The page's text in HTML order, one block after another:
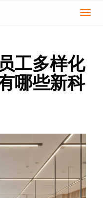
切
工多样化
哪些新科